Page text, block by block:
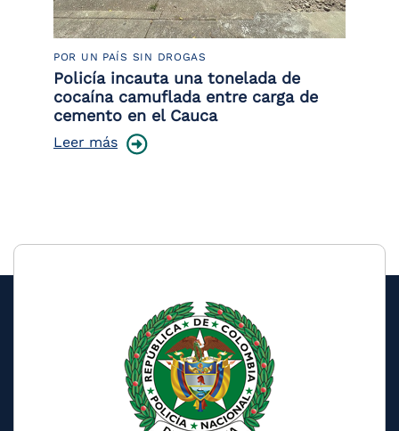
POR UN PAÍS SIN DROGAS
Policía incauta una tonelada de
cocaína camuflada entre carga de
cemento en el Cauca
Leer más